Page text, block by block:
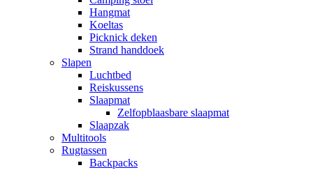
Hangmat
Koeltas
Picknick deken
Strand handdoek
Slapen
Luchtbed
Reiskussens
Slaapmat
Zelfopblaasbare slaapmat
Slaapzak
Multitools
Rugtassen
Backpacks